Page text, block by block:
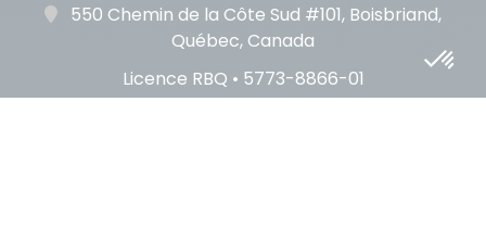
550 Chemin de la Côte Sud #101, Boisbriand,
Québec, Canada
Licence RBQ • 5773-8866-01